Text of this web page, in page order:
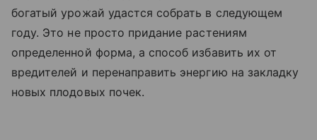
богатый урожай удастся собрать в следующем
году. Это не просто придание растениям
определенной форма, а способ избавить их от
вредителей и перенаправить энергию на закладку
новых плодовых почек.